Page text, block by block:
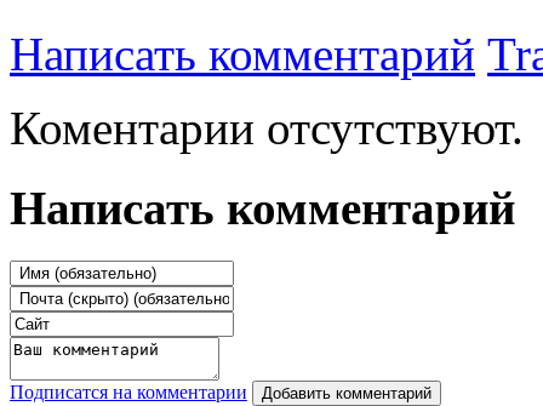
Написать комментарий
Коментарии отсутствуют.
Написать комментарий
Подписатся на комментарии Добавить комментарий